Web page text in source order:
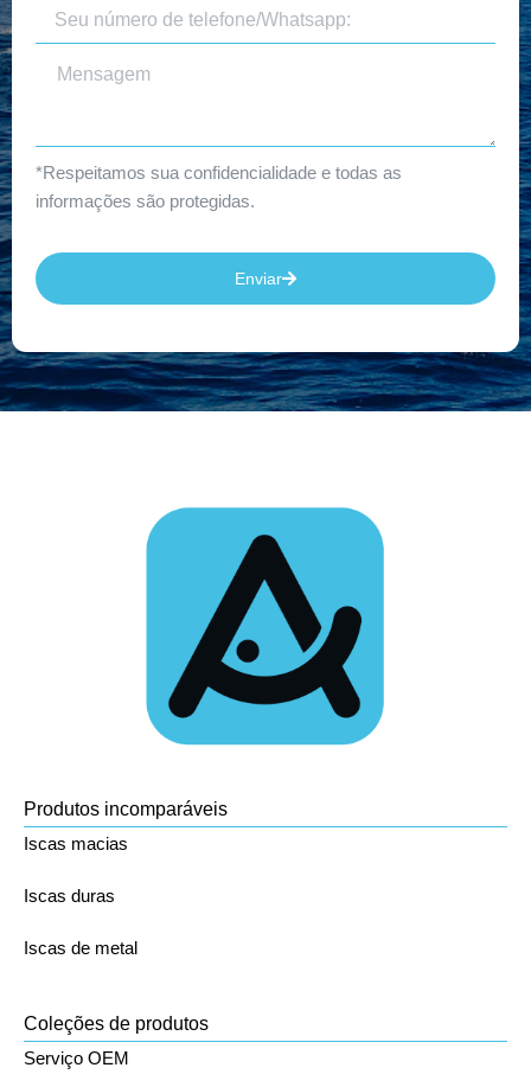
*Respeitamos sua confidencialidade e todas as
informações são protegidas.
Enviar
Produtos incomparáveis
Iscas macias
Iscas duras
Iscas de metal
Coleções de produtos
Serviço OEM